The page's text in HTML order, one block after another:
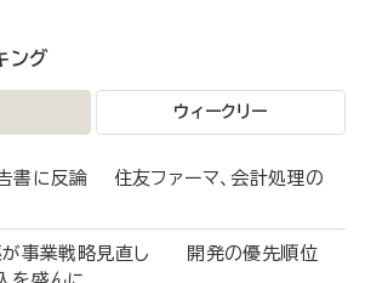
ング
ウィークリー
書に反論 住友ファーマ、会計処理の
薬が事業戦略見直し 開発の優先順位